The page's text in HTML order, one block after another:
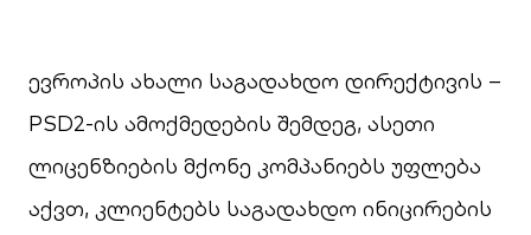
ევროპის ახალი საგადახდო დირექტივის –
PSD2-ის ამოქმედების შემდეგ, ასეთი
ლიცენზიების მქონე კომპანიებს უფლება
აქვთ, კლიენტებს საგადახდო ინიცირების